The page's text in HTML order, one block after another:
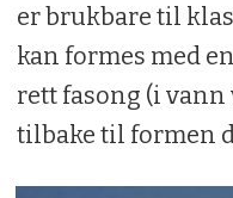
er brukbare til
kan formes med
rett fasong (i
tilbake til formen